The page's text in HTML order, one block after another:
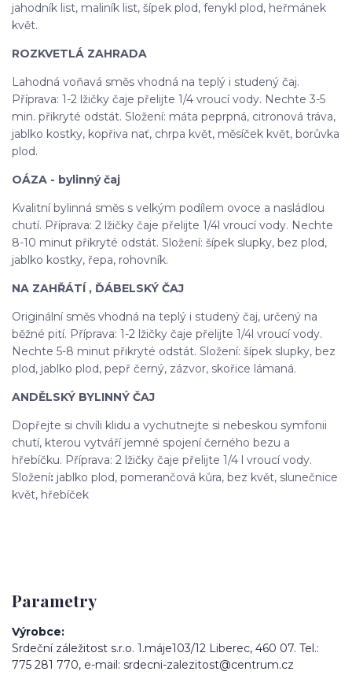
jahodník list, maliník list, šípek plod, fenykl plod, heřmánek
květ.
ROZKVETLÁ ZAHRADA
Lahodná voňavá směs vhodná na teplý i studený čaj.
Příprava: 1-2 lžičky čaje přelijte 1/4 vroucí vody. Nechte 3-5
min. přikryté odstát. Složení: máta peprpná, citronová tráva,
jablko kostky, kopřiva nať, chrpa květ, měsíček květ, borůvka
plod.
OÁZA - bylinný čaj
Kvalitní bylinná směs s velkým podílem ovoce a nasládlou
chutí. Příprava: 2 lžičky čaje přelijte 1/4l vroucí vody. Nechte
8-10 minut přikryté odstát. Složení: šípek slupky, bez plod,
jablko kostky, řepa, rohovník.
NA ZAHŘÁTÍ , ĎÁBELSKÝ ČAJ
Originální směs vhodná na teplý i studený čaj, určený na
běžné pití. Příprava: 1-2 lžičky čaje přelijte 1/4l vroucí vody.
Nechte 5-8 minut přikryté odstát. Složení: šípek slupky, bez
plod, jablko plod, pepř černý, zázvor, skořice lámaná.
ANDĚLSKÝ BYLINNÝ ČAJ
Dopřejte si chvíli klidu a vychutnejte si nebeskou symfonii
chutí, kterou vytváří jemné spojení černého bezu a
hřebíčku. Příprava: 2 lžičky čaje přelijte 1/4 l vroucí vody.
Složení: jablko plod, pomerančová kůra, bez květ, slunečnice
květ, hřebíček
Parametry
Výrobce
Srdeční záležitost s.r.o. 1.máje103/12 Liberec, 460 07. Tel.:
775 281 770, e-mail: srdecni-zalezitost@centrum.cz